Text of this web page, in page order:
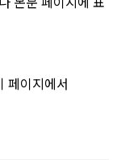
페이지에서